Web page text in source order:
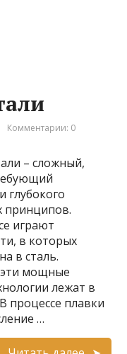
Комментарии: 0
– сложный,
глубокого
принципов.
играют
в которых
в сталь.
эти мощные
лежат в
процессе плавки
…